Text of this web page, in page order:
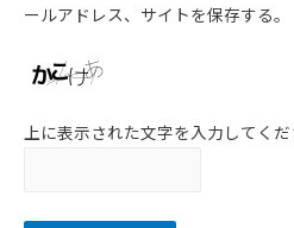
ールアドレス、サイトを保存する。
上に表示された文字を入力してくだ